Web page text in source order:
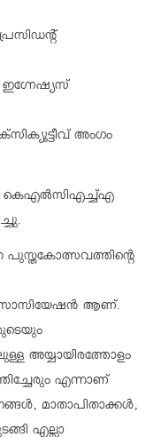
അംഗം
കെഎൽസിഎച്ച്എ
പുസ്തകോത്സവത്തിന്റെ
അസോസിയേഷൻ ആണ്‌.
അയ്യായിരത്തോളം
എന്നാണ്
മാതാപിതാക്കൾ,
എല്ലാ